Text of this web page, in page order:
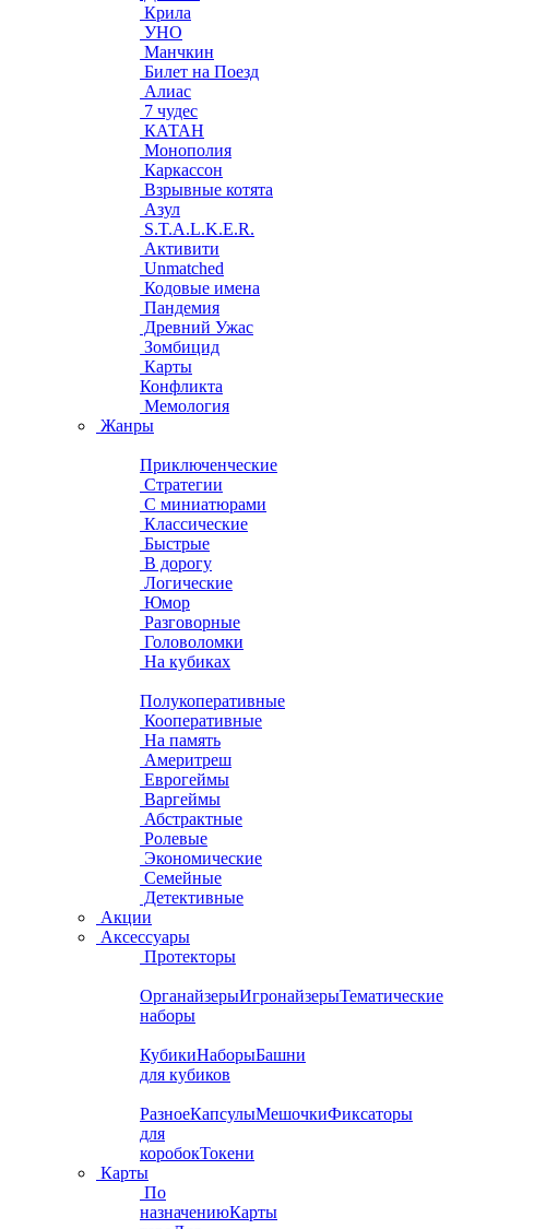
Крила
УНО
Манчкин
Билет на Поезд
Алиас
7 чудес
КАТАН
Монополия
Каркассон
Взрывные котята
Азул
S.T.A.L.K.E.R.
Активити
Unmatched
Кодовые имена
Пандемия
Древний Ужас
Зомбицид
Карты
Конфликта
Мемология
Жанры
Приключенческие
Стратегии
С миниатюрами
Классические
Быстрые
В дорогу
Логические
Юмор
Разговорные
Головоломки
На кубиках
Полукоперативные
Кооперативные
На память
Америтреш
Еврогеймы
Варгеймы
Абстрактные
Ролевые
Экономические
Семейные
Детективные
Акции
Аксессуары
Протекторы
ОрганайзерыИгронайзерыТематические
наборы
КубикиНаборыБашни
для кубиков
РазноеКапсулыМешочкиФиксаторы
для
коробокТокени
Карты
По
назначениюКарты